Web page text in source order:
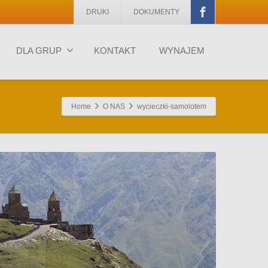
DRUKI DOKUMENTY
DLA GRUP KONTAKT WYNAJEM
Home O NAS wycieczki-samolotem